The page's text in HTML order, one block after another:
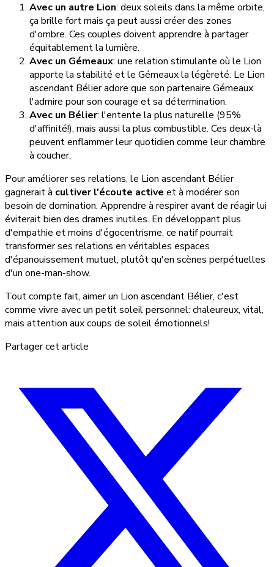
Avec un autre Lion: deux soleils dans la même orbite,
ça brille fort mais ça peut aussi créer des zones
d'ombre. Ces couples doivent apprendre à partager
équitablement la lumière.
Avec un Gémeaux: une relation stimulante où le Lion
apporte la stabilité et le Gémeaux la légèreté. Le Lion
ascendant Bélier adore que son partenaire Gémeaux
l'admire pour son courage et sa détermination.
Avec un Bélier: l'entente la plus naturelle (95%
d'affinité!), mais aussi la plus combustible. Ces deux-là
peuvent enflammer leur quotidien comme leur chambre
à coucher.
Pour améliorer ses relations, le Lion ascendant Bélier
gagnerait à cultiver l'écoute active et à modérer son
besoin de domination. Apprendre à respirer avant de réagir lui
éviterait bien des drames inutiles. En développant plus
d'empathie et moins d'égocentrisme, ce natif pourrait
transformer ses relations en véritables espaces
d'épanouissement mutuel, plutôt qu'en scènes perpétuelles
d'un one-man-show.
Tout compte fait, aimer un Lion ascendant Bélier, c'est
comme vivre avec un petit soleil personnel: chaleureux, vital,
mais attention aux coups de soleil émotionnels!
Partager cet article